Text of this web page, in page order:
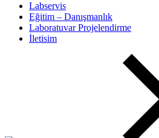
Labservis
Eğitim – Danışmanlık
Laboratuvar Projelendirme
İletisim